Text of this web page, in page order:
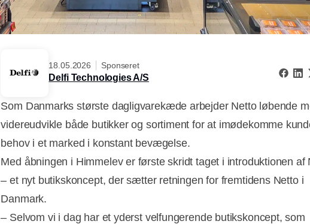
18.05.2026 Sponseret
Delfi Technologies A/S
Som Danmarks største dagligvarekæde arbejder Netto løbende
videreudvikle både butikker og sortiment for at imødekomme
behov i et marked i konstant bevægelse.
Med åbningen i Himmelev er første skridt taget i introduktionen af
– et nyt butikskoncept, der sætter retningen for fremtidens Netto i
Danmark.
– Selvom vi i dag har et yderst velfungerende butikskoncept, som